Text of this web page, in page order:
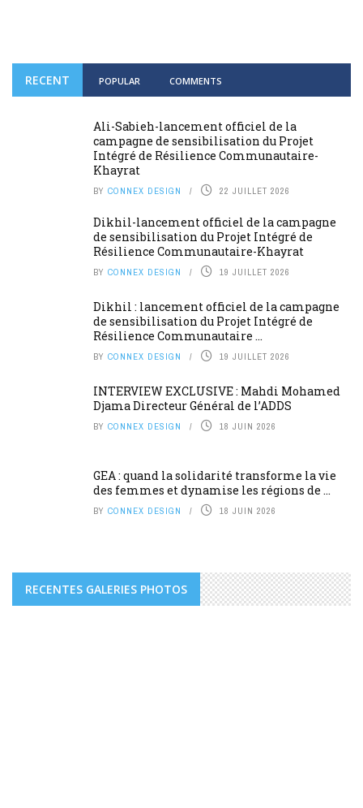
RECENT POPULAR COMMENTS
Ali-Sabieh-lancement officiel de la
campagne de sensibilisation du Projet
Intégré de Résilience Communautaire-
Khayrat
BY CONNEX DESIGN 22 JUILLET 2026
Dikhil-lancement officiel de la campagne
de sensibilisation du Projet Intégré de
Résilience Communautaire-Khayrat
BY CONNEX DESIGN 19 JUILLET 2026
Dikhil : lancement officiel de la campagne
de sensibilisation du Projet Intégré de
Résilience Communautaire ...
BY CONNEX DESIGN 19 JUILLET 2026
INTERVIEW EXCLUSIVE : Mahdi Mohamed
Djama Directeur Général de l’ADDS
BY CONNEX DESIGN 18 JUIN 2026
GEA : quand la solidarité transforme la vie
des femmes et dynamise les régions de ...
BY CONNEX DESIGN 18 JUIN 2026
RECENTES GALERIES PHOTOS